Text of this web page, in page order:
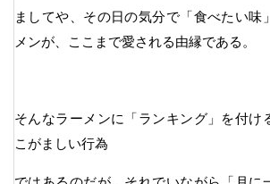
ましてや、その日の気分で「食べたい味
メンが、ここまで愛される由縁である。
そんなラーメンに「ランキング」を付け
こがましい行為